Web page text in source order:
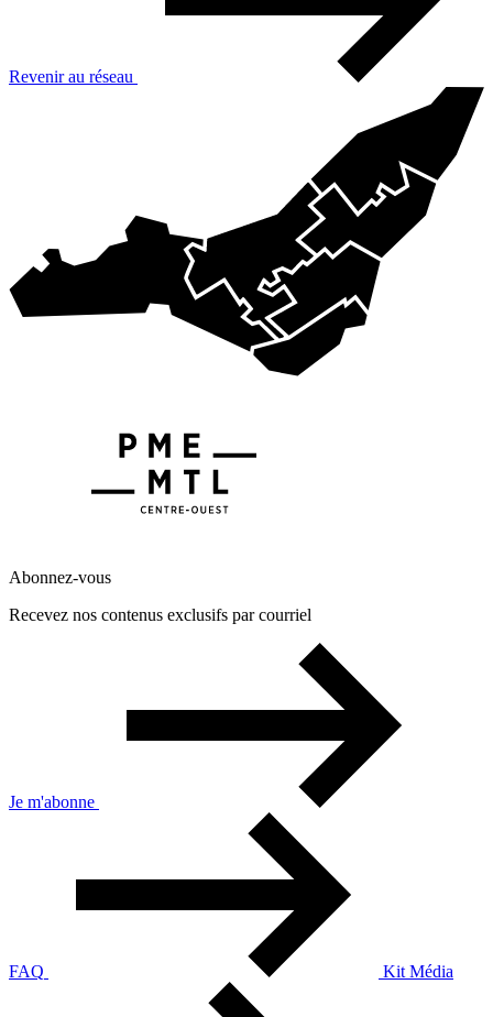
Revenir au réseau
Abonnez-vous
Recevez nos contenus exclusifs par courriel
Je m'abonne
FAQ Kit Média